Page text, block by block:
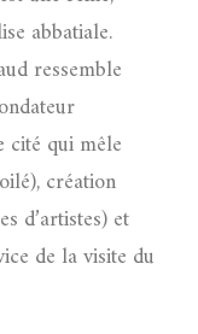
abbatiale.
ressemble
cité qui mêle
création
d’artistes) et
de la visite du